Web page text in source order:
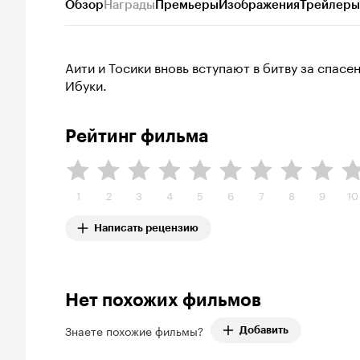
ОбзорНаградыПремьерыИзображенияТрейлеры
Аити и Тосики вновь вступают в битву за
Ибуки.
Рейтинг фильма
1 2 3 4 5 6 7 8 9 10
Написать рецензию
Нет похожих фильмов
Знаете похожие фильмы? Добавить